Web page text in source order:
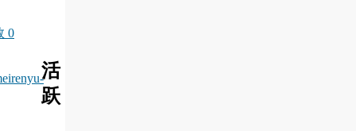
0
活
跃